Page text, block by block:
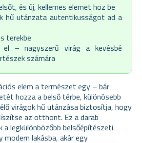
és új, kellemes elemet hoz be
hű utánzata autentikusságot ad a
terekbe
el – nagyszerű virág a kevésbé
számára
elem a természet egy – bár
hozza a belső térbe, különösebb
virágok hű utánzása biztosítja, hogy
az otthont. Ez a darab
a legkülönbözőbb belsőépítészeti
lakásba, akár egy